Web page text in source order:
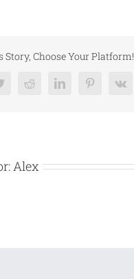
Story, Choose Your Platform!
RedditLinkedInPinterest
Vk
Alex